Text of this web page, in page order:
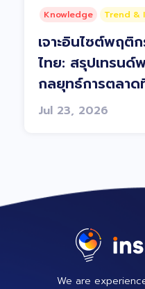
Knowledge Trend &
เจาะอินไซต์พฤติ
ไทย: สรุปเทรนด์
กลยุทธ์การตลา
Jul 23, 2026
We are